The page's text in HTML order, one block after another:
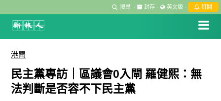
搜尋 · 封存 · 英文版 · 訂閱
港聞
民主黨專訪｜區議會0入閘 羅健熙：無
法判斷是否容不下民主黨